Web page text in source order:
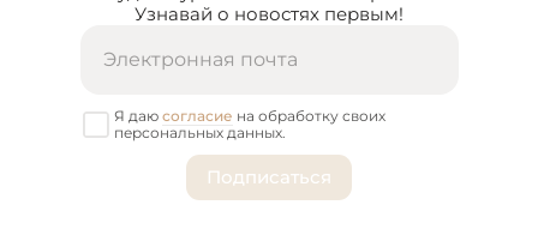
Узнавай о новостях первым!
Я даю согласие на обработку своих
персональных данных.